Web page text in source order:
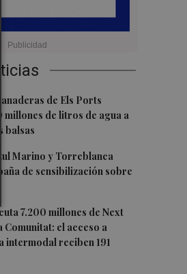
de Els Ports
millones de litros de agua a
balsas
Marino y Torreblanca
de sensibilización sobre
7.200 millones de Next
Comunitat: el acceso a
intermodal reciben 191